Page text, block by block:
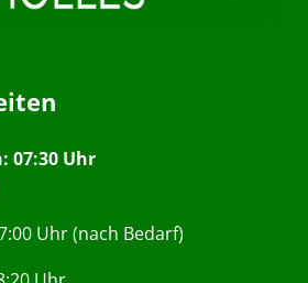
07:30 Uhr
Uhr (nach Bedarf)